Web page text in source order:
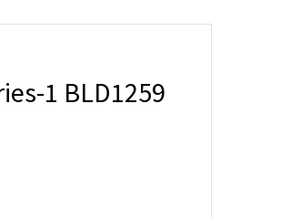
1 BLD1259